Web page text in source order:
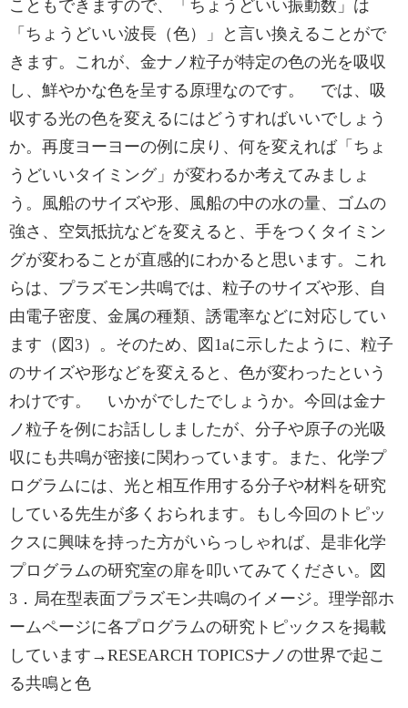
こともできますので、「ちょうどいい振動数」は
「ちょうどいい波長（色）」と言い換えることがで
きます。これが、金ナノ粒子が特定の色の光を吸収
し、鮮やかな色を呈する原理なのです。 では、吸
収する光の色を変えるにはどうすればいいでしょう
か。再度ヨーヨーの例に戻り、何を変えれば「ちょ
うどいいタイミング」が変わるか考えてみましょ
う。風船のサイズや形、風船の中の水の量、ゴムの
強さ、空気抵抗などを変えると、手をつくタイミン
グが変わることが直感的にわかると思います。これ
らは、プラズモン共鳴では、粒子のサイズや形、自
由電子密度、金属の種類、誘電率などに対応してい
ます（図3）。そのため、図1aに示したように、粒子
のサイズや形などを変えると、色が変わったという
わけです。 いかがでしたでしょうか。今回は金ナ
ノ粒子を例にお話ししましたが、分子や原子の光吸
収にも共鳴が密接に関わっています。また、化学プ
ログラムには、光と相互作用する分子や材料を研究
している先生が多くおられます。もし今回のトピッ
クスに興味を持った方がいらっしゃれば、是非化学
プログラムの研究室の扉を叩いてみてください。図
3．局在型表面プラズモン共鳴のイメージ。理学部ホ
ームページに各プログラムの研究トピックスを掲載
しています→RESEARCH TOPICSナノの世界で起こ
る共鳴と色